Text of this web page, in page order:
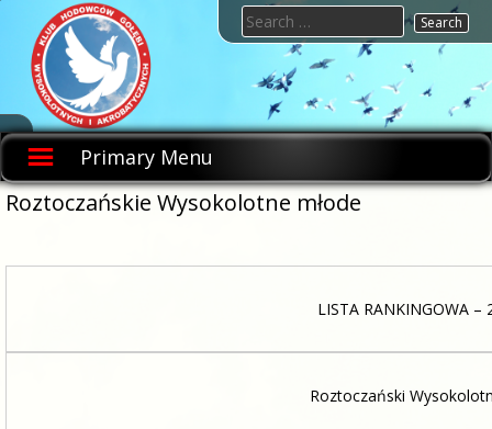
content
KHGWIA.PL
Klub
hodowców
gołębi
wysokolotnych
i
akrobatycznych
Primary Menu
Search
for:
Roztoczańskie Wysokolotne młode
LISTA RANKINGOWA –
Roztoczański